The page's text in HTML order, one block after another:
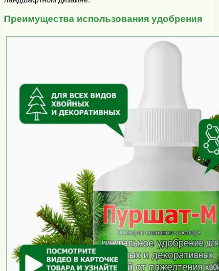
Преимущества использования удобрения